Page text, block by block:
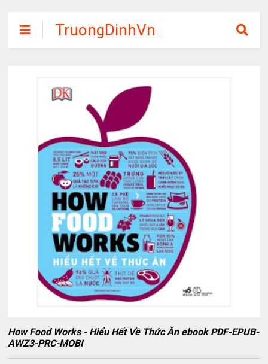
TruongDinhVn
Chia sẽ ebook,
phần mềm học
tập miễn phí
How Food Works - Hiểu Hết Về Thức Ăn ebook PDF-EPUB-
AWZ3-PRC-MOBI